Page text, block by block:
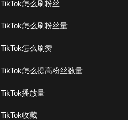
TikTok怎么刷粉丝
TikTok怎么刷粉丝量
TikTok怎么刷赞
TikTok怎么提高粉丝数量
TikTok播放量
TikTok收藏